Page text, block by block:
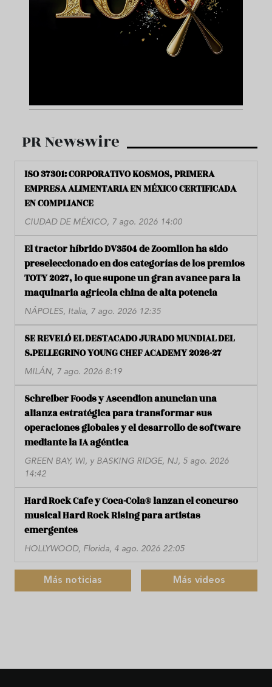
PR Newswire
ISO 37301: CORPORATIVO KOSMOS, PRIMERA
EMPRESA ALIMENTARIA EN MÉXICO CERTIFICADA
EN COMPLIANCE
CIUDAD DE MÉXICO, 7 ago. 2026 14:00
El tractor híbrido DV3504 de Zoomlion ha sido
preseleccionado en dos categorías de los premios
TOTY 2027, lo que supone un gran avance para la
maquinaria agrícola china de alta potencia
NÁPOLES, Italia, 7 ago. 2026 12:35
SE REVELÓ EL DESTACADO JURADO MUNDIAL DEL
S.PELLEGRINO YOUNG CHEF ACADEMY 2026-27
MILÁN, 7 ago. 2026 8:19
Schreiber Foods y Ascendion anuncian una
alianza estratégica para transformar sus
operaciones globales y el desarrollo de software
mediante la IA agéntica
GREEN BAY, WI, y BASKING RIDGE, NJ, 5 ago. 2026
14:42
Hard Rock Cafe y Coca-Cola® lanzan el concurso
musical Hard Rock Rising para artistas
emergentes
HOLLYWOOD, Florida, 4 ago. 2026 22:05
Más noticias Más videos